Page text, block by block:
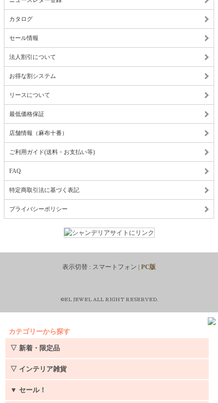
カタログ
セール情報
法人割引について
お得な割システム
リースについて
最低価格保証
店舗情報（麻布十番）
ご利用ガイド(送料・お支払い等)
FAQ
特定商取引法に基づく表記
プライバシーポリシー
表示切替 : スマートフォン | PC版
©EL JEWEL ALL RIGHT RESERVED.
カテゴリーから探す
▽ 新着・限定品
▽ インテリア雑貨
▼ セール！